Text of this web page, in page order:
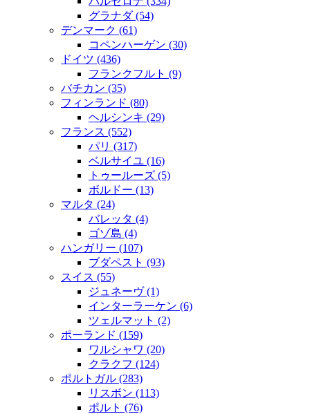
グラナダ (54)
デンマーク (61)
コペンハーゲン (30)
ドイツ (436)
フランクフルト (9)
バチカン (35)
フィンランド (80)
ヘルシンキ (29)
フランス (552)
パリ (317)
ベルサイユ (16)
トゥールーズ (5)
ボルドー (13)
マルタ (24)
バレッタ (4)
ゴゾ島 (4)
ハンガリー (107)
ブダペスト (93)
スイス (55)
ジュネーヴ (1)
インターラーケン (6)
ツェルマット (2)
ポーランド (159)
ワルシャワ (20)
クラクフ (124)
ポルトガル (283)
リスボン (113)
ポルト (76)